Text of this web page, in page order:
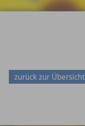
zurück zur Übersicht